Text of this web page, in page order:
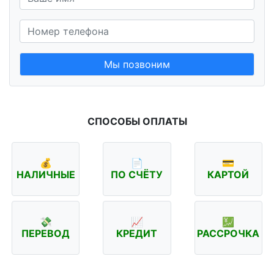
Мы позвоним
СПОСОБЫ ОПЛАТЫ
💰
НАЛИЧНЫЕ
📄
ПО СЧЁТУ
💳
КАРТОЙ
💸
ПЕРЕВОД
📈
КРЕДИТ
💹
РАССРОЧКА